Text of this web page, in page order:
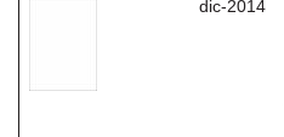
dic-2014